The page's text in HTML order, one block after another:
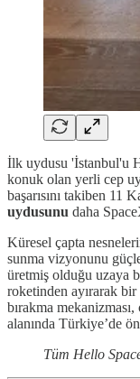
İlk uydusu 'İstanbul'u
konuk olan yerli cep
başarısını takiben 11
uydusunu daha
Küresel çapta
sunma vizyonunu
üretmiş olduğu uzaya
roketinden ayırarak
bırakma
alanında Türkiye’de
Tüm Hello